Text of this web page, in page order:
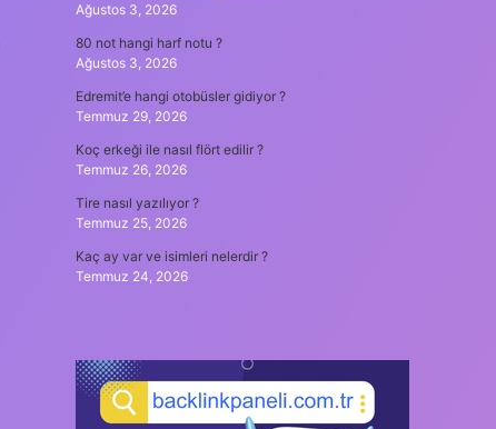
Ağustos 3, 2026
80 not hangi harf notu ?
Ağustos 3, 2026
Edremit’e hangi otobüsler gidiyor ?
Temmuz 29, 2026
Koç erkeği ile nasıl flört edilir ?
Temmuz 26, 2026
Tire nasıl yazılıyor ?
Temmuz 25, 2026
Kaç ay var ve isimleri nelerdir ?
Temmuz 24, 2026